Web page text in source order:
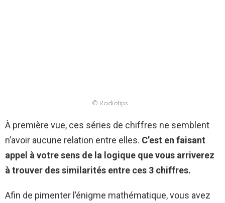
© Radiotips
À première vue, ces séries de chiffres ne semblent
n’avoir aucune relation entre elles. C’est en faisant
appel à votre sens de la logique que vous arriverez
à trouver des similarités entre ces 3 chiffres.
Afin de pimenter l’énigme mathématique, vous avez